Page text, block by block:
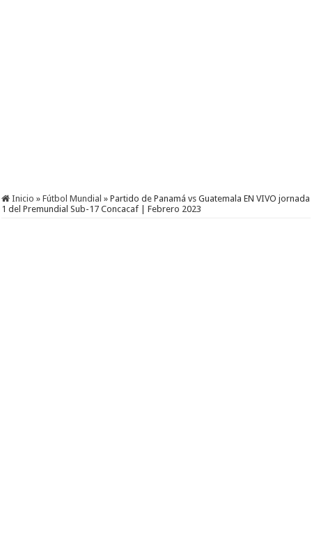
Inicio » Fútbol Mundial » Partido de Panamá vs Guatemala EN VIVO jornada
1 del Premundial Sub-17 Concacaf | Febrero 2023